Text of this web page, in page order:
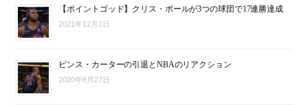
【ポイントゴッド】クリス・ポールが3つの球団で17連勝達成
2021年12月2日
ビンス・カーターの引退とNBAのリアクション
2020年6月27日